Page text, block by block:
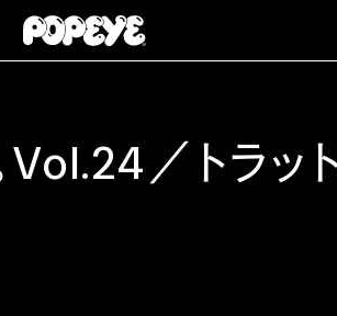
Vol.24／トラッ